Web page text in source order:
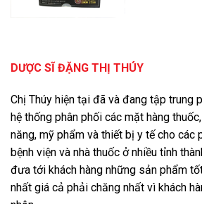
DƯỢC SĨ ĐẶNG THỊ THÚY
Chị Thúy hiện tại đã và đang tập trung
hệ thống phân phối các mặt hàng
năng, mỹ phẩm và thiết bị y tế cho các
bệnh viện và nhà thuốc ở nhiều tỉnh
đưa tới khách hàng những sản phẩm
nhất giá cả phải chăng nhất vì khách